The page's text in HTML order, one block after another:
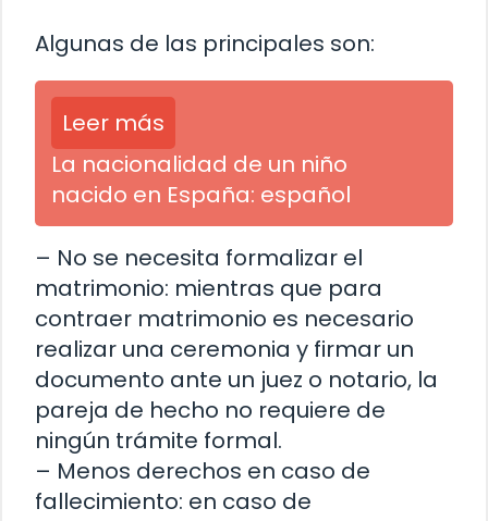
Algunas de las principales son:
Leer más
La nacionalidad de un niño
nacido en España: español
– No se necesita formalizar el
matrimonio: mientras que para
contraer matrimonio es necesario
realizar una ceremonia y firmar un
documento ante un juez o notario, la
pareja de hecho no requiere de
ningún trámite formal.
– Menos derechos en caso de
fallecimiento: en caso de